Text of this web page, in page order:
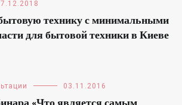
технику с минимальными
для бытовой техники в Киеве
03.11.2016